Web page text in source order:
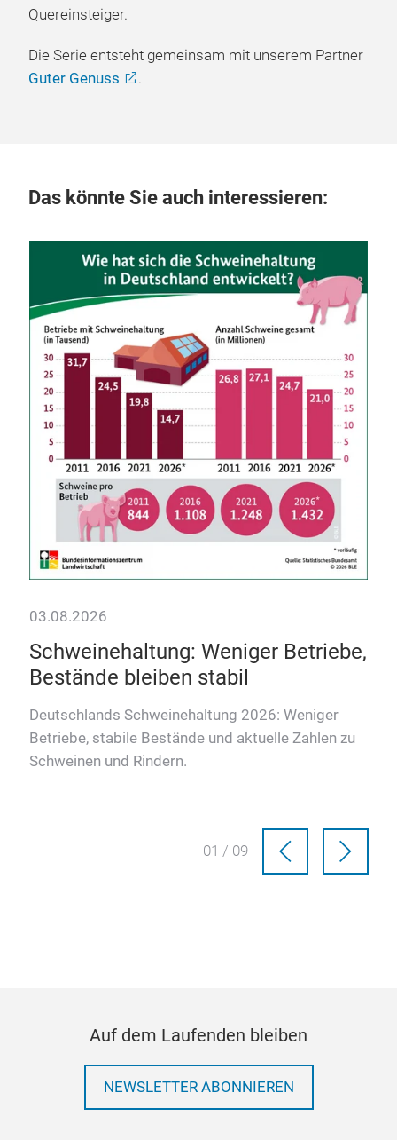
Quereinsteiger.
Die Serie entsteht gemeinsam mit unserem Partner
Guter Genuss
.
Das könnte Sie auch interessieren:
03.08.2026
Schweinehaltung: Weniger Betriebe,
Bestände bleiben stabil
Deutschlands Schweinehaltung 2026: Weniger
Betriebe, stabile Bestände und aktuelle Zahlen zu
Schweinen und Rindern.
01 / 09
Auf dem Laufenden bleiben
NEWSLETTER ABONNIEREN